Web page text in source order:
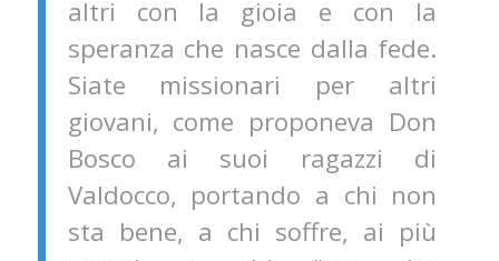
altri con la gioia e con la
speranza che nasce dalla fede.
Siate missionari per altri
giovani, come proponeva Don
Bosco ai suoi ragazzi di
Valdocco, portando a chi non
sta bene, a chi soffre, ai più